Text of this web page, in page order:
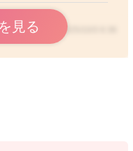
2025/10/1 17:54
見る 2025/10/3 6:36